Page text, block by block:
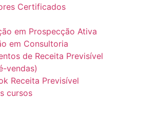
Certificados
em Prospecção Ativa
em Consultoria
de Receita Previsível
vendas)
Receita Previsível
cursos